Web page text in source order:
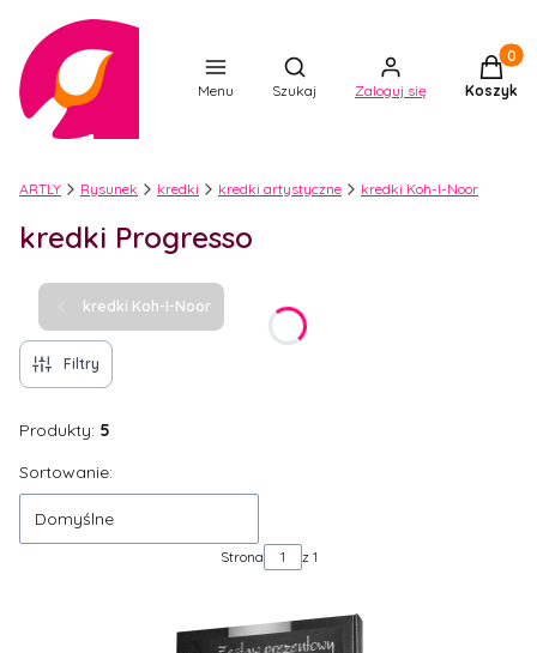
Menu
Otwórz wyszukiwarkę
Szukaj Zaloguj się Koszyk
ARTLY Rysunek kredki kredki artystyczne kredki Koh-I-Noor
kredki Progresso
kredki Koh-I-Noor
Filtry
Produkty: 5
Lista produktów
Sortowanie:
Domyślne
Strona z 1